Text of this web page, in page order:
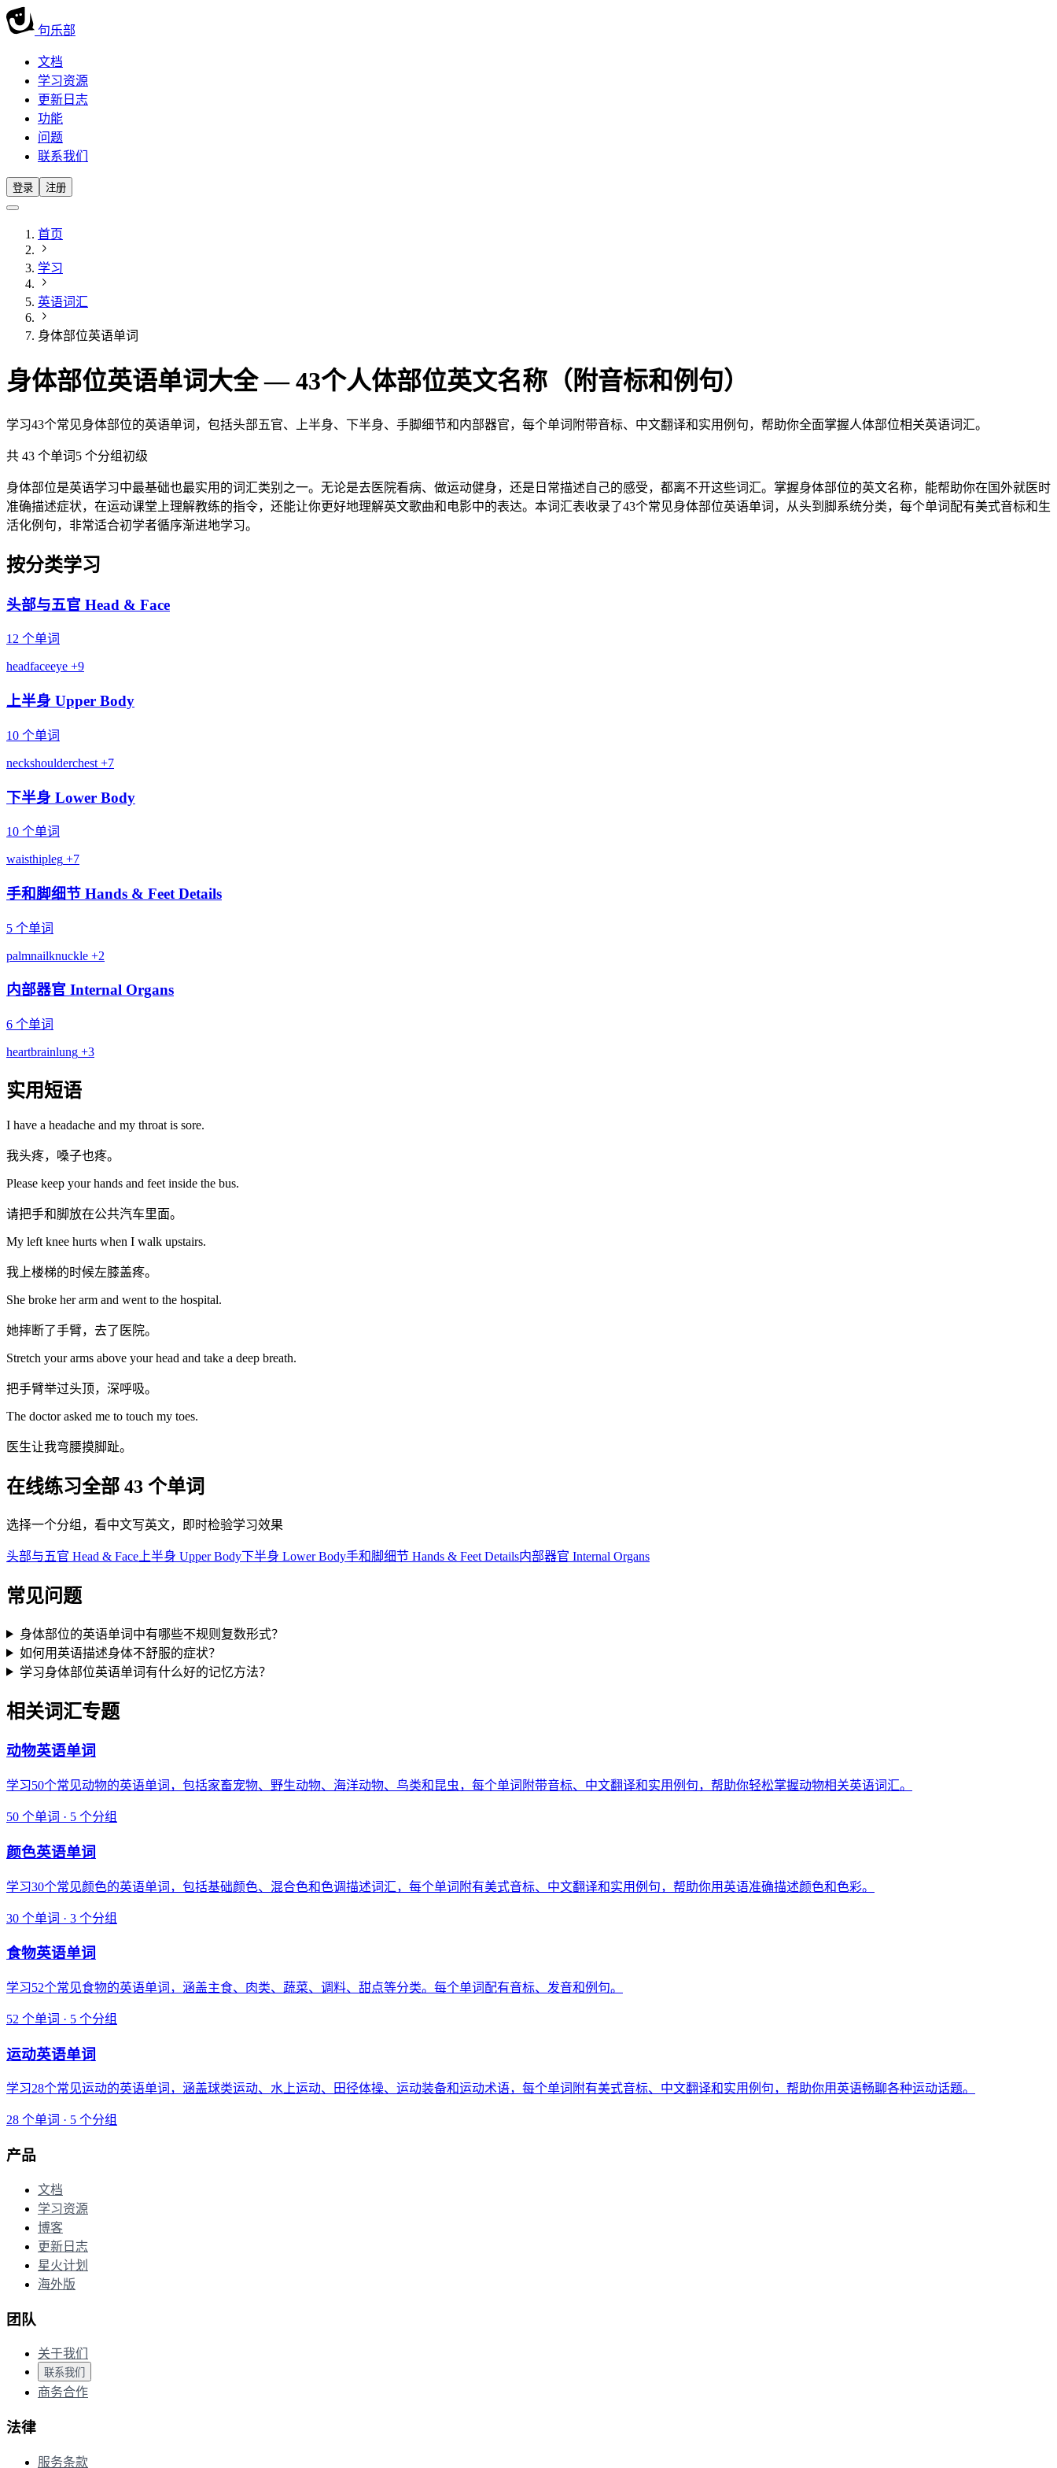
句乐部
文档
学习资源
更新日志
功能
问题
联系我们
登录 注册
首页
学习
英语词汇
身体部位英语单词
身体部位英语单词大全 — 43个人体部位英文名称（附音标和例句）
学习43个常见身体部位的英语单词，包括头部五官、上半身、下半身、手脚细节和内部器官，每个单词附带音标、中文翻译和实用例句，帮助你全面掌握人体部位相关英语词汇。
共 43 个单词 5 个分组初级
身体部位是英语学习中最基础也最实用的词汇类别之一。无论是去医院看病、做运动健身，还是日常描述自己的感受，都离不开这些词汇。掌握身体部位的英文名称，能帮助你在国外就医时
准确描述症状，在运动课堂上理解教练的指令，还能让你更好地理解英文歌曲和电影中的表达。本词汇表收录了43个常见身体部位英语单词，从头到脚系统分类，每个单词配有美式音标和生
活化例句，非常适合初学者循序渐进地学习。
按分类学习
头部与五官 Head & Face
12 个单词
headfaceeye +9
上半身 Upper Body
10 个单词
neckshoulderchest +7
下半身 Lower Body
10 个单词
waisthipleg +7
手和脚细节 Hands & Feet Details
5 个单词
palmnailknuckle +2
内部器官 Internal Organs
6 个单词
heartbrainlung +3
实用短语
I have a headache and my throat is sore.
我头疼，嗓子也疼。
Please keep your hands and feet inside the bus.
请把手和脚放在公共汽车里面。
My left knee hurts when I walk upstairs.
我上楼梯的时候左膝盖疼。
She broke her arm and went to the hospital.
她摔断了手臂，去了医院。
Stretch your arms above your head and take a deep breath.
把手臂举过头顶，深呼吸。
The doctor asked me to touch my toes.
医生让我弯腰摸脚趾。
在线练习全部 43 个单词
选择一个分组，看中文写英文，即时检验学习效果
头部与五官 Head & Face 上半身 Upper Body下半身 Lower Body手和脚细节 Hands & Feet Details内部器官 Internal Organs
常见问题
身体部位的英语单词中有哪些不规则复数形式？
如何用英语描述身体不舒服的症状？
学习身体部位英语单词有什么好的记忆方法？
相关词汇专题
动物英语单词
学习50个常见动物的英语单词，包括家畜宠物、野生动物、海洋动物、鸟类和昆虫，每个单词附带音标、中文翻译和实用例句，帮助你轻松掌握动物相关英语词汇。
50 个单词 · 5 个分组
颜色英语单词
学习30个常见颜色的英语单词，包括基础颜色、混合色和色调描述词汇，每个单词附有美式音标、中文翻译和实用例句，帮助你用英语准确描述颜色和色彩。
30 个单词 · 3 个分组
食物英语单词
学习52个常见食物的英语单词，涵盖主食、肉类、蔬菜、调料、甜点等分类。每个单词配有音标、发音和例句。
52 个单词 · 5 个分组
运动英语单词
学习28个常见运动的英语单词，涵盖球类运动、水上运动、田径体操、运动装备和运动术语，每个单词附有美式音标、中文翻译和实用例句，帮助你用英语畅聊各种运动话题。
28 个单词 · 5 个分组
产品
文档
学习资源
博客
更新日志
星火计划
海外版
团队
关于我们
联系我们
商务合作
法律
服务条款